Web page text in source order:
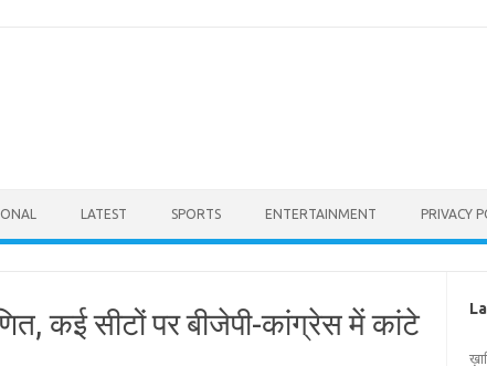
LATEST SPORTS ENTERTAINMENT PRIVACY
कई सीटों पर बीजेपी-कांग्रेस में कांटे